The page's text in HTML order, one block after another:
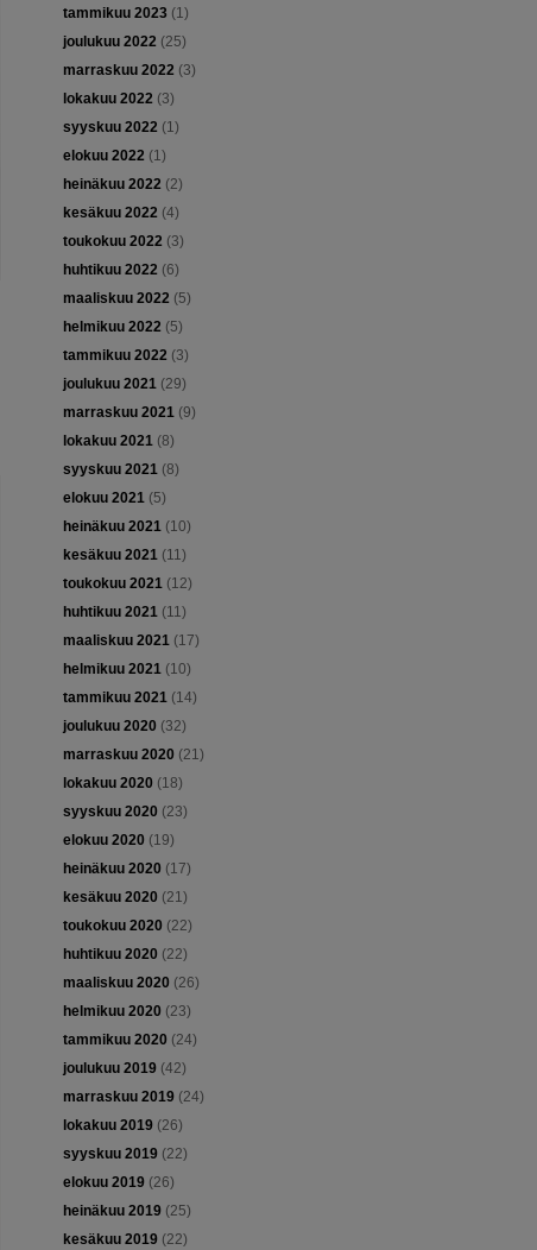
tammikuu 2023(1)
joulukuu 2022(25)
marraskuu 2022(3)
lokakuu 2022(3)
syyskuu 2022(1)
elokuu 2022(1)
heinäkuu 2022(2)
kesäkuu 2022(4)
toukokuu 2022(3)
huhtikuu 2022(6)
maaliskuu 2022(5)
helmikuu 2022(5)
tammikuu 2022(3)
joulukuu 2021(29)
marraskuu 2021(9)
lokakuu 2021(8)
syyskuu 2021(8)
elokuu 2021(5)
heinäkuu 2021(10)
kesäkuu 2021(11)
toukokuu 2021(12)
huhtikuu 2021(11)
maaliskuu 2021(17)
helmikuu 2021(10)
tammikuu 2021(14)
joulukuu 2020 (32)
marraskuu 2020 (21)
lokakuu 2020 (18)
syyskuu 2020 (23)
elokuu 2020 (19)
heinäkuu 2020 (17)
kesäkuu 2020 (21)
toukokuu 2020 (22)
huhtikuu 2020 (22)
maaliskuu 2020 (26)
helmikuu 2020 (23)
tammikuu 2020 (24)
joulukuu 2019(42)
marraskuu 2019(24)
lokakuu 2019(26)
syyskuu 2019(22)
elokuu 2019(26)
heinäkuu 2019(25)
kesäkuu 2019(22)